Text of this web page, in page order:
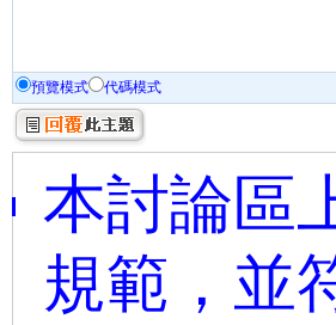
預覽模式 代碼模式
本討論區
規範，並